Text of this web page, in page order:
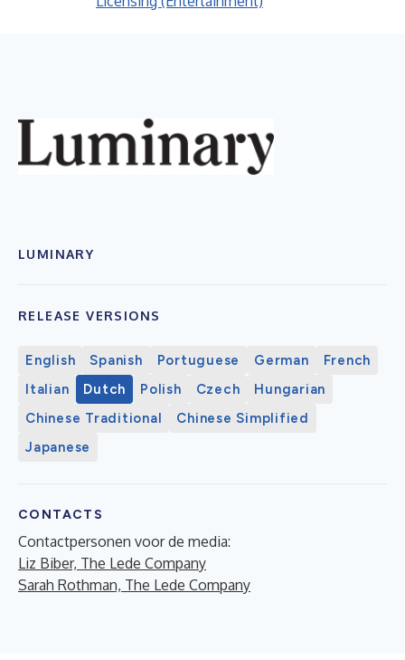
LUMINARY
RELEASE VERSIONS
English Spanish Portuguese German
French
Italian
Dutch Polish Czech
Hungarian
Chinese Traditional
Chinese Simplified
Japanese
CONTACTS
Contactpersonen voor de media:
Liz Biber, The Lede Company
Sarah Rothman, The Lede Company